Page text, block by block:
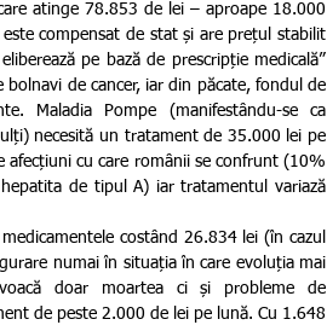
atinge 78.853 de lei – aproape 18.000
compensat de stat și are prețul stabilit
pe bază de prescripție medicală”
de cancer, iar din păcate, fondul de
Maladia Pompe (manifestându-se ca
necesită un tratament de 35.000 lei pe
afecțiuni cu care românii se confrunt (10%
de tipul A) iar tratamentul variază
numai în situația în care evoluția mai
doar moartea ci și probleme de
de peste 2.000 de lei pe lună. Cu 1.648